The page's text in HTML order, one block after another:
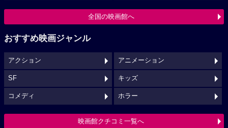
全国の映画館へ
おすすめ映画ジャンル
アクション アニメーション
SF キッズ
コメディ ホラー
映画館クチコミ一覧へ